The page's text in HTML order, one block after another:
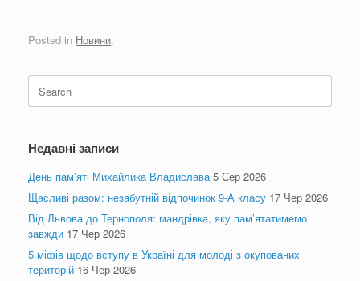
Posted in Новини.
Search
for:
Недавні записи
День пам’яті Михайлика Владислава 5 Сер 2026
Щасливі разом: незабутній відпочинок 9-А класу 17 Чер 2026
Від Львова до Тернополя: мандрівка, яку пам’ятатимемо
завжди 17 Чер 2026
5 міфів щодо вступу в Україні для молоді з окупованих
територій 16 Чер 2026